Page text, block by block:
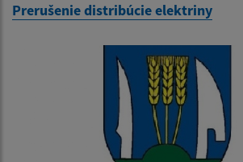
Prerušenie distribúcie elektriny